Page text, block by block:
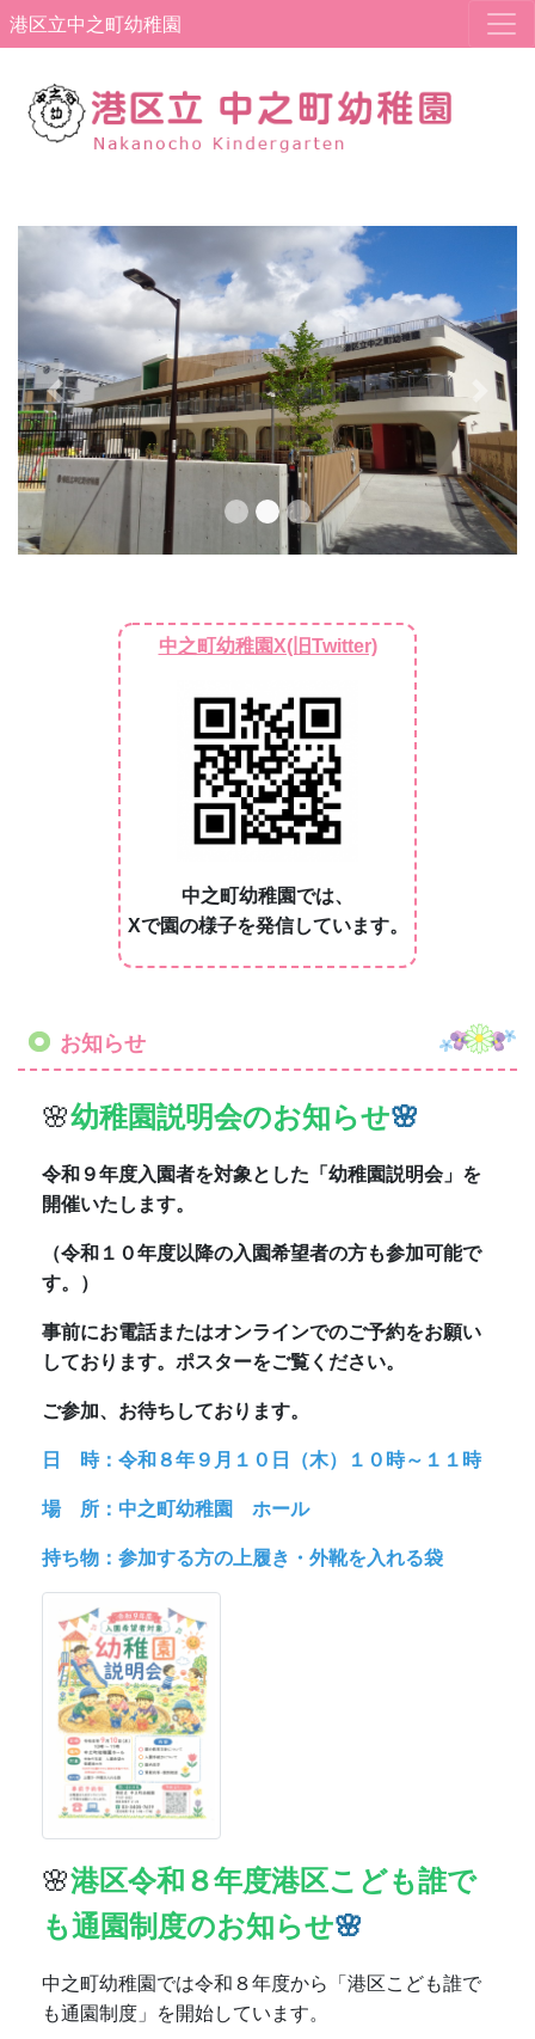
港区立中之町幼稚園
Previous
中之町幼稚園X(旧Twitter)
お知らせ
幼稚園説明会のお知らせ 🌸
令和９年度入園者を対象とした「幼稚園説明会」を
開催いたします。
（令和１０年度以降の入園希望者の方も参加可能で
しております。ポスターをご覧ください。
日 時：令和８年９月１０日（木）１０時～１１時
場 所：中之町幼稚園 ホール
🌸港区令和８年度港区こども誰で
も通園制度のお知らせ
中之町幼稚園では令和８年度から「港区こども誰で
も通園制度」を開始しています。
月・木クラス 5名、 火・金クラス５名 を募集し
ました。
（令和５年４月５日から令和６年４月１日までに生
まれた、２歳児クラス年齢のお子さんが対象です）
９時～１１時半、こども誰でも通園制度担当の幼稚
園教諭・保育士と一緒に、安全な幼稚園の保育室や
後期の利用は、後期募集をお待ちください。